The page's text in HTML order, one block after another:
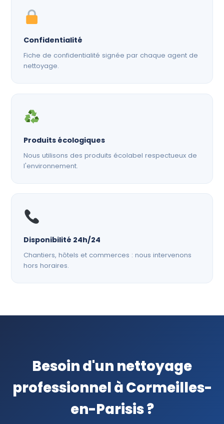
Confidentialité
Fiche de confidentialité signée par chaque agent de
nettoyage.
Produits écologiques
Nous utilisons des produits écolabel respectueux de
l'environnement.
Disponibilité 24h/24
Chantiers, hôtels et commerces : nous intervenons
hors horaires.
Besoin d'un nettoyage
professionnel à Cormeilles-
en-Parisis ?